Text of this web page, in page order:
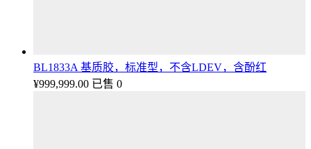
BL1833A 基质胶，标准型，不含LDEV，含酚红
¥999,999.00 已售 0